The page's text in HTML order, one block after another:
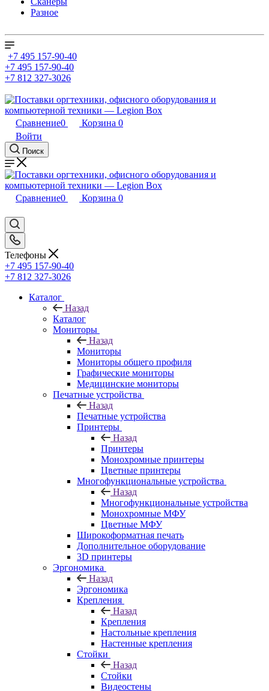
Разное
+7 495 157-90-40
+7 495 157-90-40
+7 812 327-3026
Сравнение0 Корзина 0
Войти
Поиск
Сравнение0 Корзина 0
Телефоны
+7 495 157-90-40
+7 812 327-3026
Каталог
Назад
Каталог
Мониторы
Назад
Мониторы
Мониторы общего профиля
Графические мониторы
Медицинские мониторы
Печатные устройства
Назад
Печатные устройства
Принтеры
Назад
Принтеры
Моноxромныe принтеры
Цвeтныe принтеры
Многофункциональные устройства
Назад
Многофункциональные устройства
Монохромные МФУ
Цветные МФУ
Широкоформатная печать
Дополнительное оборудование
3D принтеры
Эргономика
Назад
Эргономика
Крепления
Назад
Крепления
Настольные крепления
Настенные крепления
Стойки
Назад
Стойки
Видеостены